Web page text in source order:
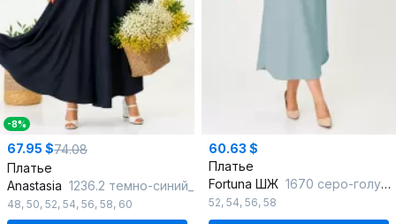
-8%
67.95 $74.08
Платье
Anastasia 1236.2 темно-синий_
48, 50, 52, 54, 56, 58, 60
60.63 $
Платье
Fortuna ШЖ 1670 серо-голубой
52, 54, 56, 58